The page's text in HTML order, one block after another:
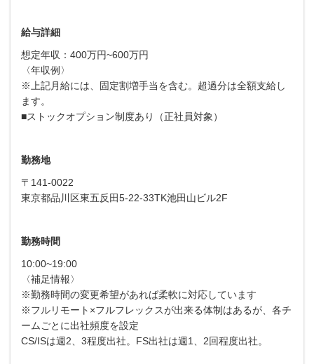
給与詳細
想定年収：400万円~600万円
〈年収例〉
※上記月給には、固定割増手当を含む。超過分は全額支給し
ます。
■ストックオプション制度あり（正社員対象）
勤務地
〒141-0022
東京都品川区東五反田5-22-33TK池田山ビル2F
勤務時間
10:00~19:00
〈補足情報〉
※勤務時間の変更希望があれば柔軟に対応しています
※フルリモート×フルフレックスが出来る体制はあるが、各チ
ームごとに出社頻度を設定
CS/ISは週2、3程度出社。FS出社は週1、2回程度出社。